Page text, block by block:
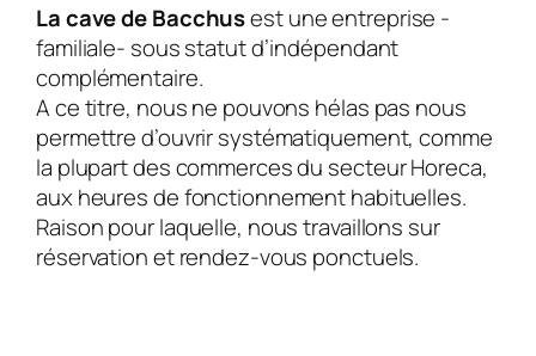
La cave de Bacchusest une entreprise -
familiale- sous statut d’indépendant
complémentaire.
A ce titre, nous ne pouvons hélas pas nous
permettre d’ouvrir systématiquement, comme
la plupart des commerces du secteur Horeca,
aux heures de fonctionnement habituelles.
Raison pour laquelle, nous travaillons sur
réservation et rendez-vous ponctuels.